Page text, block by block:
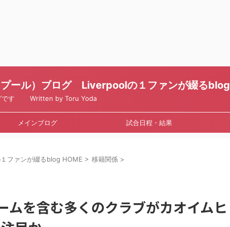
プール）ブログ Liverpoolの１ファンが綴るblog
です Written by Toru Yoda
メインブログ 試合日程・結果
ファンが綴るblog HOME > 移籍関係 >
ムを含む多くのクラブがカオイムヒ